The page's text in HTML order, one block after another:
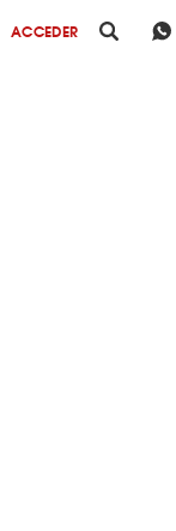
ACCEDER